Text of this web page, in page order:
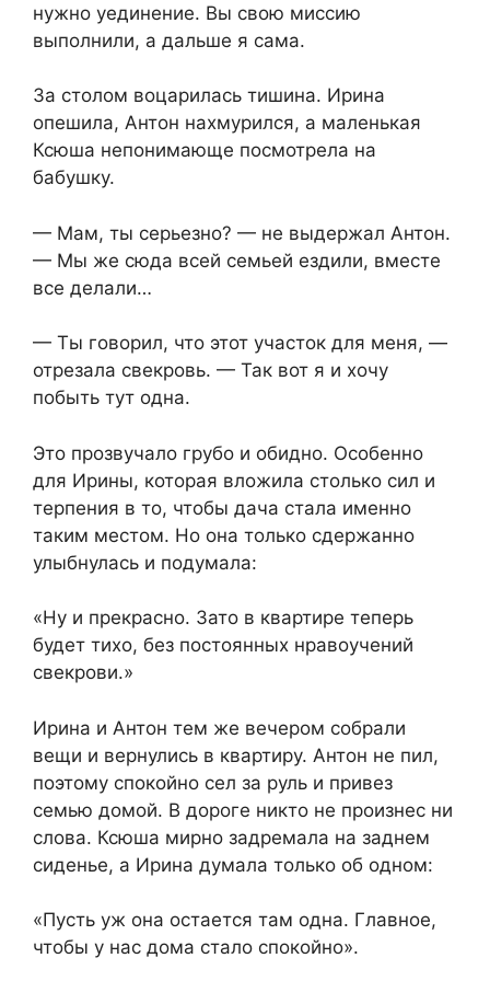
нужно уединение. Вы свою миссию
выполнили, а дальше я сама.
За столом воцарилась тишина. Ирина
опешила, Антон нахмурился, а маленькая
Ксюша непонимающе посмотрела на
бабушку.
— Мам, ты серьезно? — не выдержал Антон.
— Мы же сюда всей семьей ездили, вместе
все делали…
— Ты говорил, что этот участок для меня, —
отрезала свекровь. — Так вот я и хочу
побыть тут одна.
Это прозвучало грубо и обидно. Особенно
для Ирины, которая вложила столько сил и
терпения в то, чтобы дача стала именно
таким местом. Но она только сдержанно
улыбнулась и подумала:
«Ну и прекрасно. Зато в квартире теперь
будет тихо, без постоянных нравоучений
свекрови.»
Ирина и Антон тем же вечером собрали
вещи и вернулись в квартиру. Антон не пил,
поэтому спокойно сел за руль и привез
семью домой. В дороге никто не произнес ни
слова. Ксюша мирно задремала на заднем
сиденье, а Ирина думала только об одном:
«Пусть уж она остается там одна. Главное,
чтобы у нас дома стало спокойно».